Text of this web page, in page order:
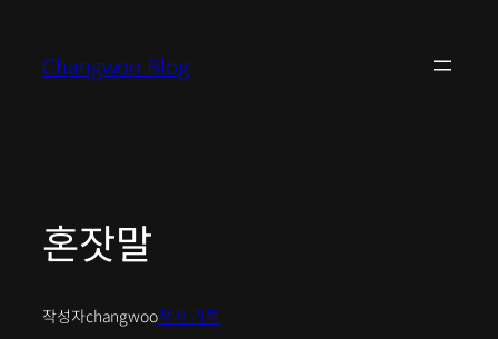
Changwoo Blog
혼잣말
작성자changwoo작게 기록